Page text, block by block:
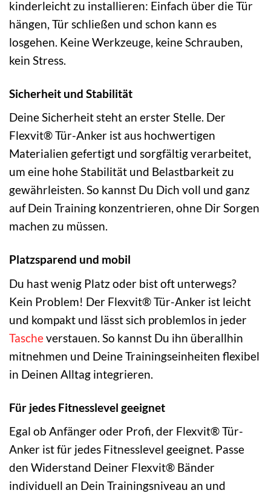
kinderleicht zu installieren: Einfach über die Tür
hängen, Tür schließen und schon kann es
losgehen. Keine Werkzeuge, keine Schrauben,
kein Stress.
Sicherheit und Stabilität
Deine Sicherheit steht an erster Stelle. Der
Flexvit® Tür-Anker ist aus hochwertigen
Materialien gefertigt und sorgfältig verarbeitet,
um eine hohe Stabilität und Belastbarkeit zu
gewährleisten. So kannst Du Dich voll und ganz
auf Dein Training konzentrieren, ohne Dir Sorgen
machen zu müssen.
Platzsparend und mobil
Du hast wenig Platz oder bist oft unterwegs?
Kein Problem! Der Flexvit® Tür-Anker ist leicht
und kompakt und lässt sich problemlos in jeder
Tascheverstauen. So kannst Du ihn überallhin
mitnehmen und Deine Trainingseinheiten flexibel
in Deinen Alltag integrieren.
Für jedes Fitnesslevel geeignet
Egal ob Anfänger oder Profi, der Flexvit® Tür-
Anker ist für jedes Fitnesslevel geeignet. Passe
den Widerstand Deiner Flexvit® Bänder
individuell an Dein Trainingsniveau an und